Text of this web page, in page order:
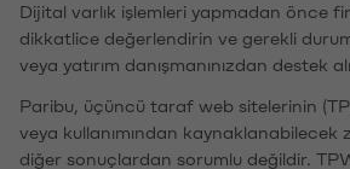
Dijital varlık işlemleri yapmadan önce
dikkatlice değerlendirin ve gerekli
veya yatırım danışmanınızdan destek
Paribu, üçüncü taraf web sitelerinin
veya kullanımından kaynaklanabilecek
diğer sonuçlardan sorumlu değildir. TPW